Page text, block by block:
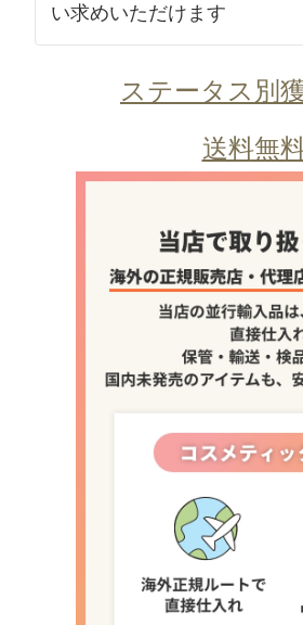
い求めいただけます
ステータス別
送料無